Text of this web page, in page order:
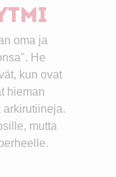
oma ja
He
kun ovat
hieman
arkirutiineja.
mutta